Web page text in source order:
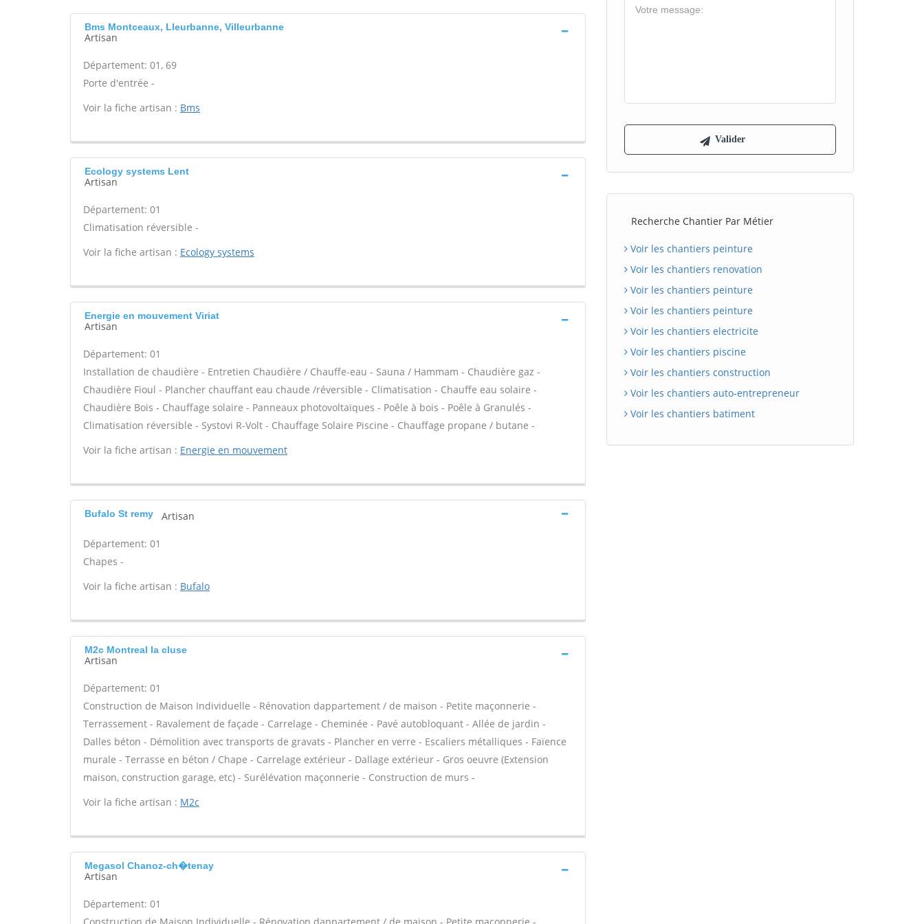
Bms Montceaux, Lleurbanne, Villeurbanne
Artisan
Département: 01, 69
Porte d'entrée -
Voir la fiche artisan : Bms
Ecology systems Lent
Artisan
Département: 01
Climatisation réversible -
Voir la fiche artisan : Ecology systems
Energie en mouvement Viriat
Artisan
Département: 01
Installation de chaudière - Entretien Chaudière / Chauffe-eau - Sauna / Hammam - Chaudière gaz -
Chaudière Fioul - Plancher chauffant eau chaude /réversible - Climatisation - Chauffe eau solaire -
Chaudière Bois - Chauffage solaire - Panneaux photovoltaïques - Poêle à bois - Poêle à Granulés -
Climatisation réversible - Systovi R-Volt - Chauffage Solaire Piscine - Chauffage propane / butane -
Voir la fiche artisan : Energie en mouvement
Bufalo St remy Artisan
Département: 01
Chapes -
Voir la fiche artisan : Bufalo
M2c Montreal la cluse
Artisan
Département: 01
Construction de Maison Individuelle - Rénovation dappartement / de maison - Petite maçonnerie -
Terrassement - Ravalement de façade - Carrelage - Cheminée - Pavé autobloquant - Allée de jardin -
Dalles béton - Démolition avec transports de gravats - Plancher en verre - Escaliers métalliques - Faïence
murale - Terrasse en béton / Chape - Carrelage extérieur - Dallage extérieur - Gros oeuvre (Extension
maison, construction garage, etc) - Surélévation maçonnerie - Construction de murs -
Voir la fiche artisan : M2c
Megasol Chanoz-ch�tenay
Artisan
Département: 01
Recherche Chantier Par Métier
Voir les chantiers peinture
Voir les chantiers renovation
Voir les chantiers peinture
Voir les chantiers peinture
Voir les chantiers electricite
Voir les chantiers piscine
Voir les chantiers construction
Voir les chantiers auto-entrepreneur
Voir les chantiers batiment